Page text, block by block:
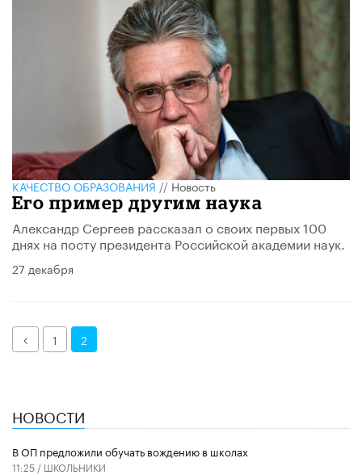
КАЧЕСТВО ОБРАЗОВАНИЯ//Новость
Его пример другим наука
Александр Сергеев рассказал о своих первых 100
днях на посту президента Российской академии наук.
27 декабря
Назад1 2
НОВОСТИ
В ОП предложили обучать вождению в школах
11:25 / ШКОЛЬНИКИ